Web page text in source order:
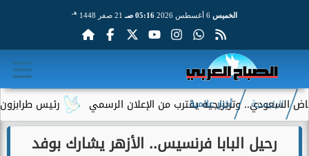
الخميس 05:16 صـ 21 صفر 1448 هـ
رئيس طرابزون وتريزيجيه يقترب من الإعلان الرسمي
الرئيسية أخبار عالمية
رحيل البابا فرنسيس.. الأزهر يشارك بوفد